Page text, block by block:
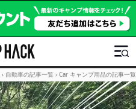
› 自動車の記事一覧 › Car キャンプ用品の記事一覧